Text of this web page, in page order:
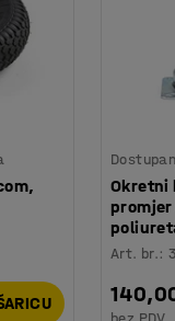
Okretni
promjer
Art. br.: